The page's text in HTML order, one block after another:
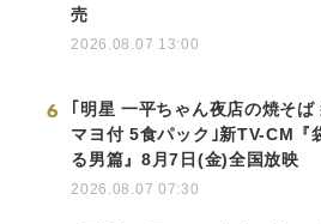
売
2026.08.07 13:00
6
｢明星 一平ちゃん夜店の焼そば
マヨ付 5食パック｣新TV-CM『
る男篇』8月7日(金)全国放映
2026.08.07 07:30